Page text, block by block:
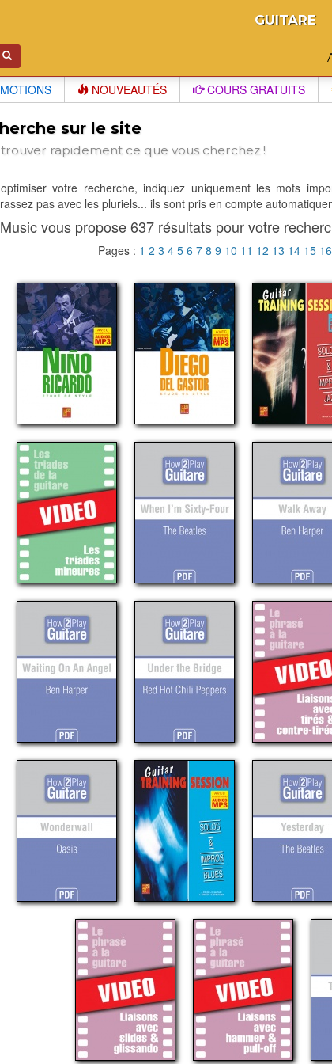
GUITARE
NOUVEAUTÉS COURS GRATUITS
sur le site
rapidement ce que vous cherchez !
votre recherche, indiquez uniquement les mots
pas avec les pluriels... ils sont pris en compte
vous propose 637 résultats pour votre
Pages : 1 2 3 4 5 6 7 8 9 10 11 12 13 14 15 16